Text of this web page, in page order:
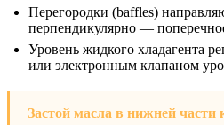
Перегородки (baffles)
перпендикулярно —
Уровень жидкого хладагента
или электронным клапаном
Застой масла в нижней части